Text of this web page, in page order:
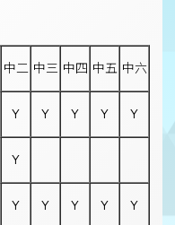
中二 中三 中四 中五 中六
Y Y Y Y Y
Y
Y Y Y Y Y